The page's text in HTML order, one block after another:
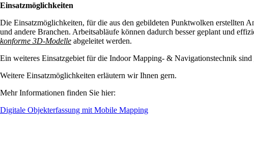
Einsatzmöglichkeiten
Die Einsatzmöglichkeiten, für die aus den gebildeten Punktwolken erstellten
und andere Branchen. Arbeitsabläufe können dadurch besser geplant und
konforme 3D-Modelle abgeleitet werden.
Ein weiteres Einsatzgebiet für die Indoor Mapping- & Navigationstechnik sind
Weitere Einsatzmöglichkeiten erläutern wir Ihnen gern.
Mehr Informationen finden Sie hier:
Digitale Objekterfassung mit Mobile Mapping